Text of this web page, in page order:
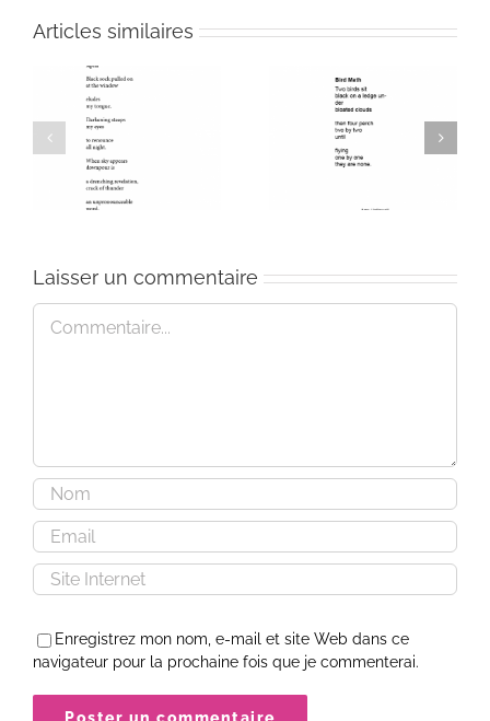
Articles similaires
Street scene
Laisser un commentaire
Commentaire
Enregistrez mon nom, e-mail et site Web dans ce
navigateur pour la prochaine fois que je commenterai.